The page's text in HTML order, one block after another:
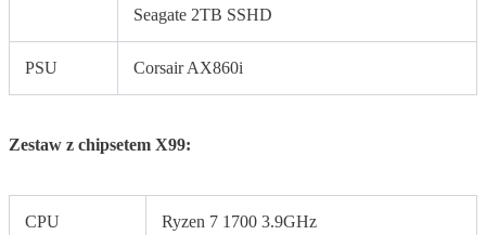
Seagate 2TB SSHD
PSU Corsair AX860i
Zestaw z chipsetem X99:
CPU Ryzen 7 1700 3.9GHz